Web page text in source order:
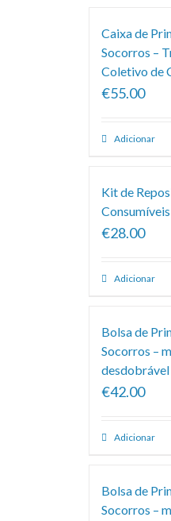
Caixa de
Socorros –
Coletivo de
€55.00
Adicionar
Kit de
€28.00
Adicionar
Bolsa de
Socorros –
desdobrável
€42.00
Adicionar
Bolsa de
Socorros –